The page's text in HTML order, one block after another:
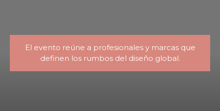
El evento reúne a profesionales y marcas que
definen los rumbos del diseño global.